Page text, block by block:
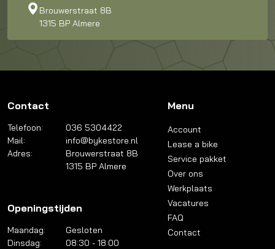
Brouwerstraat 8B
1315 BP Almere
Contact
Telefoon:
036 5304422
Mail:
info@bykestore.nl
Adres:
Brouwerstraat 8B
1315 BP Almere
Openingstijden
Maandag:
Gesloten
Dinsdag:
08:30 - 18:00
Menu
Account
Lease a bike
Service pakket
Over ons
Werkplaats
Vacatures
FAQ
Contact